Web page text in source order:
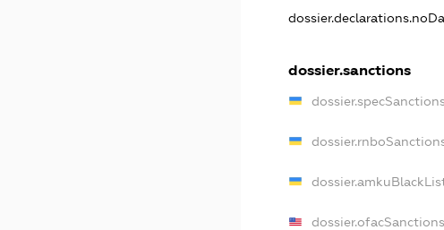
dossier.sanctions
dossier.ofacSanctions